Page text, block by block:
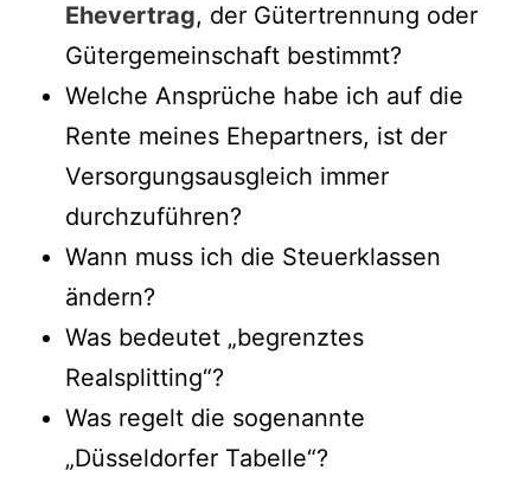
Ehevertrag, der Gütertrennung oder
Gütergemeinschaft bestimmt?
Welche Ansprüche habe ich auf die
Rente meines Ehepartners, ist der
Versorgungsausgleich immer
durchzuführen?
Wann muss ich die Steuerklassen
ändern?
Was bedeutet „begrenztes
Realsplitting“?
Was regelt die sogenannte
„Düsseldorfer Tabelle“?